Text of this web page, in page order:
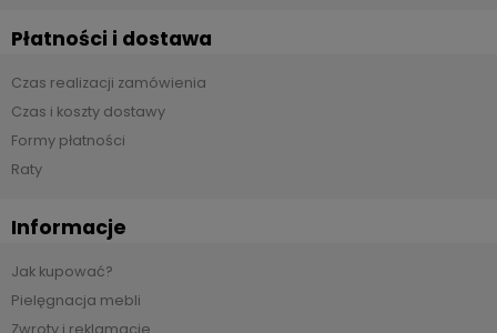
Płatności i dostawa
Czas realizacji zamówienia
Czas i koszty dostawy
Formy płatności
Raty
Informacje
Jak kupować?
Pielęgnacja mebli
Zwroty i reklamacje